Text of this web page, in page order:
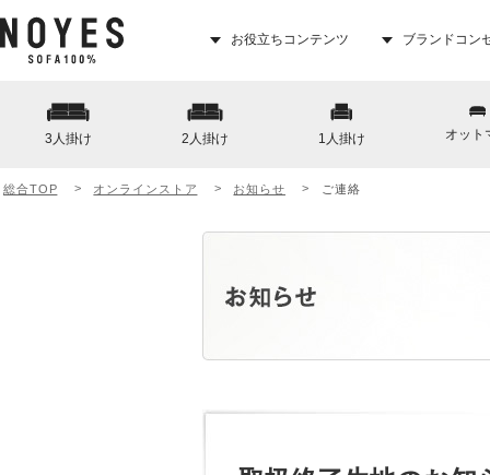
お役立ちコンテンツ ブランドコン
3人掛け 2人掛け 1人掛け オット
総合TOP オンラインストア お知らせ ご連絡